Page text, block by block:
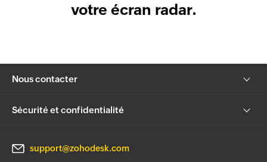
votre écran radar.
Nous contacter
Sécurité et confidentialité
support@zohodesk.com